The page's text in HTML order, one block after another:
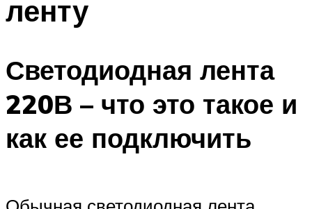
ленту
Светодиодная лента
220В – что это такое и
как ее подключить